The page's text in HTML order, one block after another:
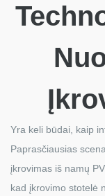
Yra keli būdai, kaip
Paprasčiausias
įkrovimas iš namų
kad įkrovimo stotelė